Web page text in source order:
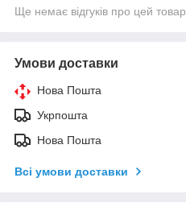
Ще немає відгуків про цей товар
Умови доставки
Нова Пошта
Укрпошта
Нова Пошта
Всі умови доставки